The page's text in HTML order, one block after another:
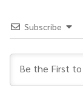
Subscribe